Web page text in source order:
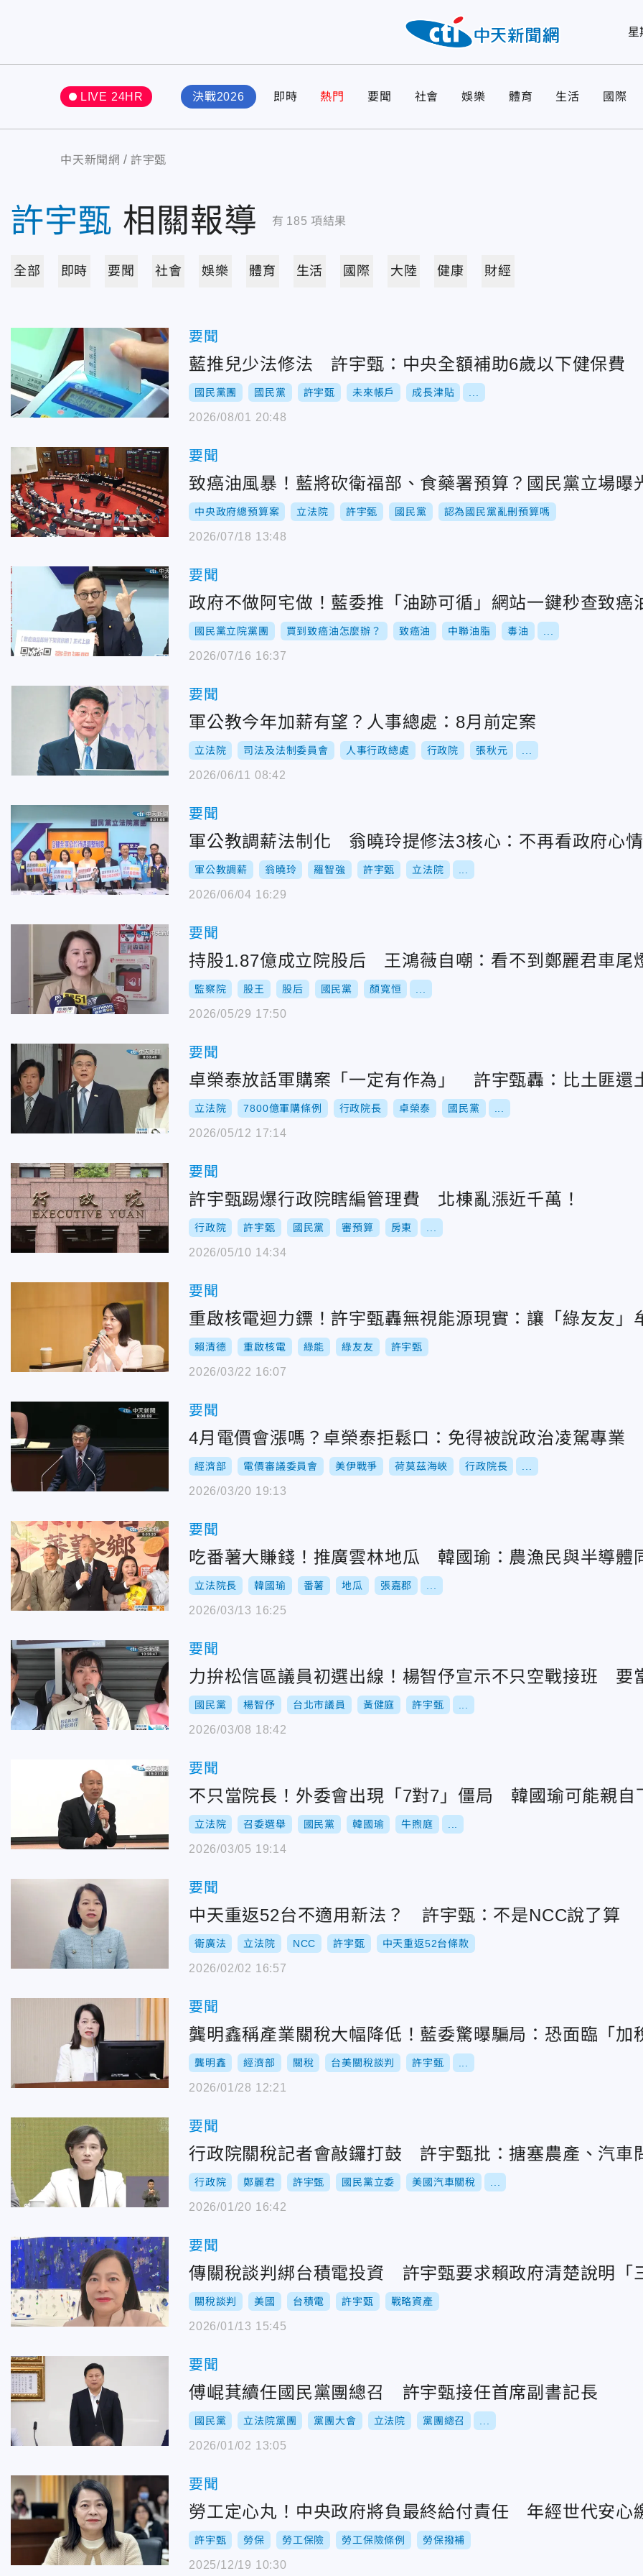
星
LIVE 24HR 決戰2026 即時 熱門 要聞 社會 娛樂 體育 生活 國際
中天新聞網 許宇甄
許宇甄 相關報導 有 185 項結果
全部 即時 要聞 社會 娛樂 體育 生活 國際 大陸 健康 財經
要聞
藍推兒少法修法 許宇甄：中央全額補助6歲以下健保費
國民黨團 國民黨 許宇甄 未來帳戶 成長津貼
2026/08/01 20:48
要聞
致癌油風暴！藍將砍衛福部、食藥署預算？國民黨立場曝
中央政府總預算案 立法院 許宇甄 國民黨 認為國民黨亂刪預算嗎
2026/07/18 13:48
要聞
政府不做阿宅做！藍委推「油跡可循」網站一鍵秒查致癌
國民黨立院黨團 買到致癌油怎麼辦？ 致癌油 中聯油脂 毒油
2026/07/16 16:37
要聞
軍公教今年加薪有望？人事總處：8月前定案
立法院 司法及法制委員會 人事行政總處 行政院 張秋元
2026/06/11 08:42
要聞
軍公教調薪法制化 翁曉玲提修法3核心：不再看政府心情
軍公教調薪 翁曉玲 羅智強 許宇甄 立法院
2026/06/04 16:29
要聞
持股1.87億成立院股后 王鴻薇自嘲：看不到鄭麗君車尾
監察院 股王 股后 國民黨 顏寬恒
2026/05/29 17:50
要聞
卓榮泰放話軍購案「一定有作為」 許宇甄轟：比土匪還
立法院 7800億軍購條例 行政院長 卓榮泰 國民黨
2026/05/12 17:14
要聞
許宇甄踢爆行政院瞎編管理費 北棟亂漲近千萬！
行政院 許宇甄 國民黨 審預算 房東
2026/05/10 14:34
要聞
重啟核電迴力鏢！許宇甄轟無視能源現實：讓「綠友友」
賴清德 重啟核電 綠能 綠友友 許宇甄
2026/03/22 16:07
要聞
4月電價會漲嗎？卓榮泰拒鬆口：免得被說政治凌駕專業
經濟部 電價審議委員會 美伊戰爭 荷莫茲海峽 行政院長
2026/03/20 19:13
要聞
吃番薯大賺錢！推廣雲林地瓜 韓國瑜：農漁民與半導體
立法院長 韓國瑜 番薯 地瓜 張嘉郡
2026/03/13 16:25
要聞
力拚松信區議員初選出線！楊智伃宣示不只空戰接班 要
國民黨 楊智伃 台北市議員 黃健庭 許宇甄
2026/03/08 18:42
要聞
不只當院長！外委會出現「7對7」僵局 韓國瑜可能親自
立法院 召委選舉 國民黨 韓國瑜 牛煦庭
2026/03/05 19:14
要聞
中天重返52台不適用新法？ 許宇甄：不是NCC說了算
衛廣法 立法院 NCC 許宇甄 中天重返52台條款
2026/02/02 16:57
要聞
龔明鑫稱產業關稅大幅降低！藍委驚曝騙局：恐面臨「加
龔明鑫 經濟部 關稅 台美關稅談判 許宇甄
2026/01/28 12:21
要聞
行政院關稅記者會敲鑼打鼓 許宇甄批：搪塞農產、汽車
行政院 鄭麗君 許宇甄 國民黨立委 美國汽車關稅
2026/01/20 16:42
要聞
傳關稅談判綁台積電投資 許宇甄要求賴政府清楚說明「
關稅談判 美國 台積電 許宇甄 戰略資產
2026/01/13 15:45
要聞
傅崐萁續任國民黨團總召 許宇甄接任首席副書記長
國民黨 立法院黨團 黨團大會 立法院 黨團總召
2026/01/02 13:05
要聞
勞工定心丸！中央政府將負最終給付責任 年經世代安心
許宇甄 勞保 勞工保險 勞工保險條例 勞保撥補
2025/12/19 10:30